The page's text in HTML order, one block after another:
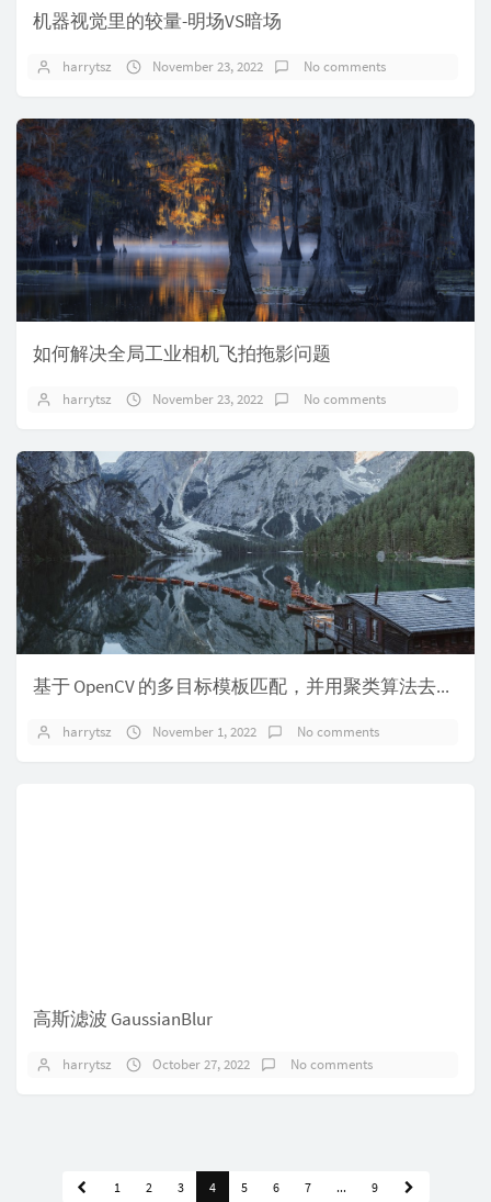
机器视觉里的较量-明场VS暗场
harrytsz November 23, 2022 No comments
如何解决全局工业相机飞拍拖影问题
harrytsz November 23, 2022 No comments
基于 OpenCV 的多目标模板匹配，并用聚类算法去除冗余匹配框
harrytsz November 1, 2022 No comments
高斯滤波 GaussianBlur
harrytsz October 27, 2022 No comments
1 2 3 4 5 6 7 ... 9